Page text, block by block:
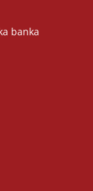
banka